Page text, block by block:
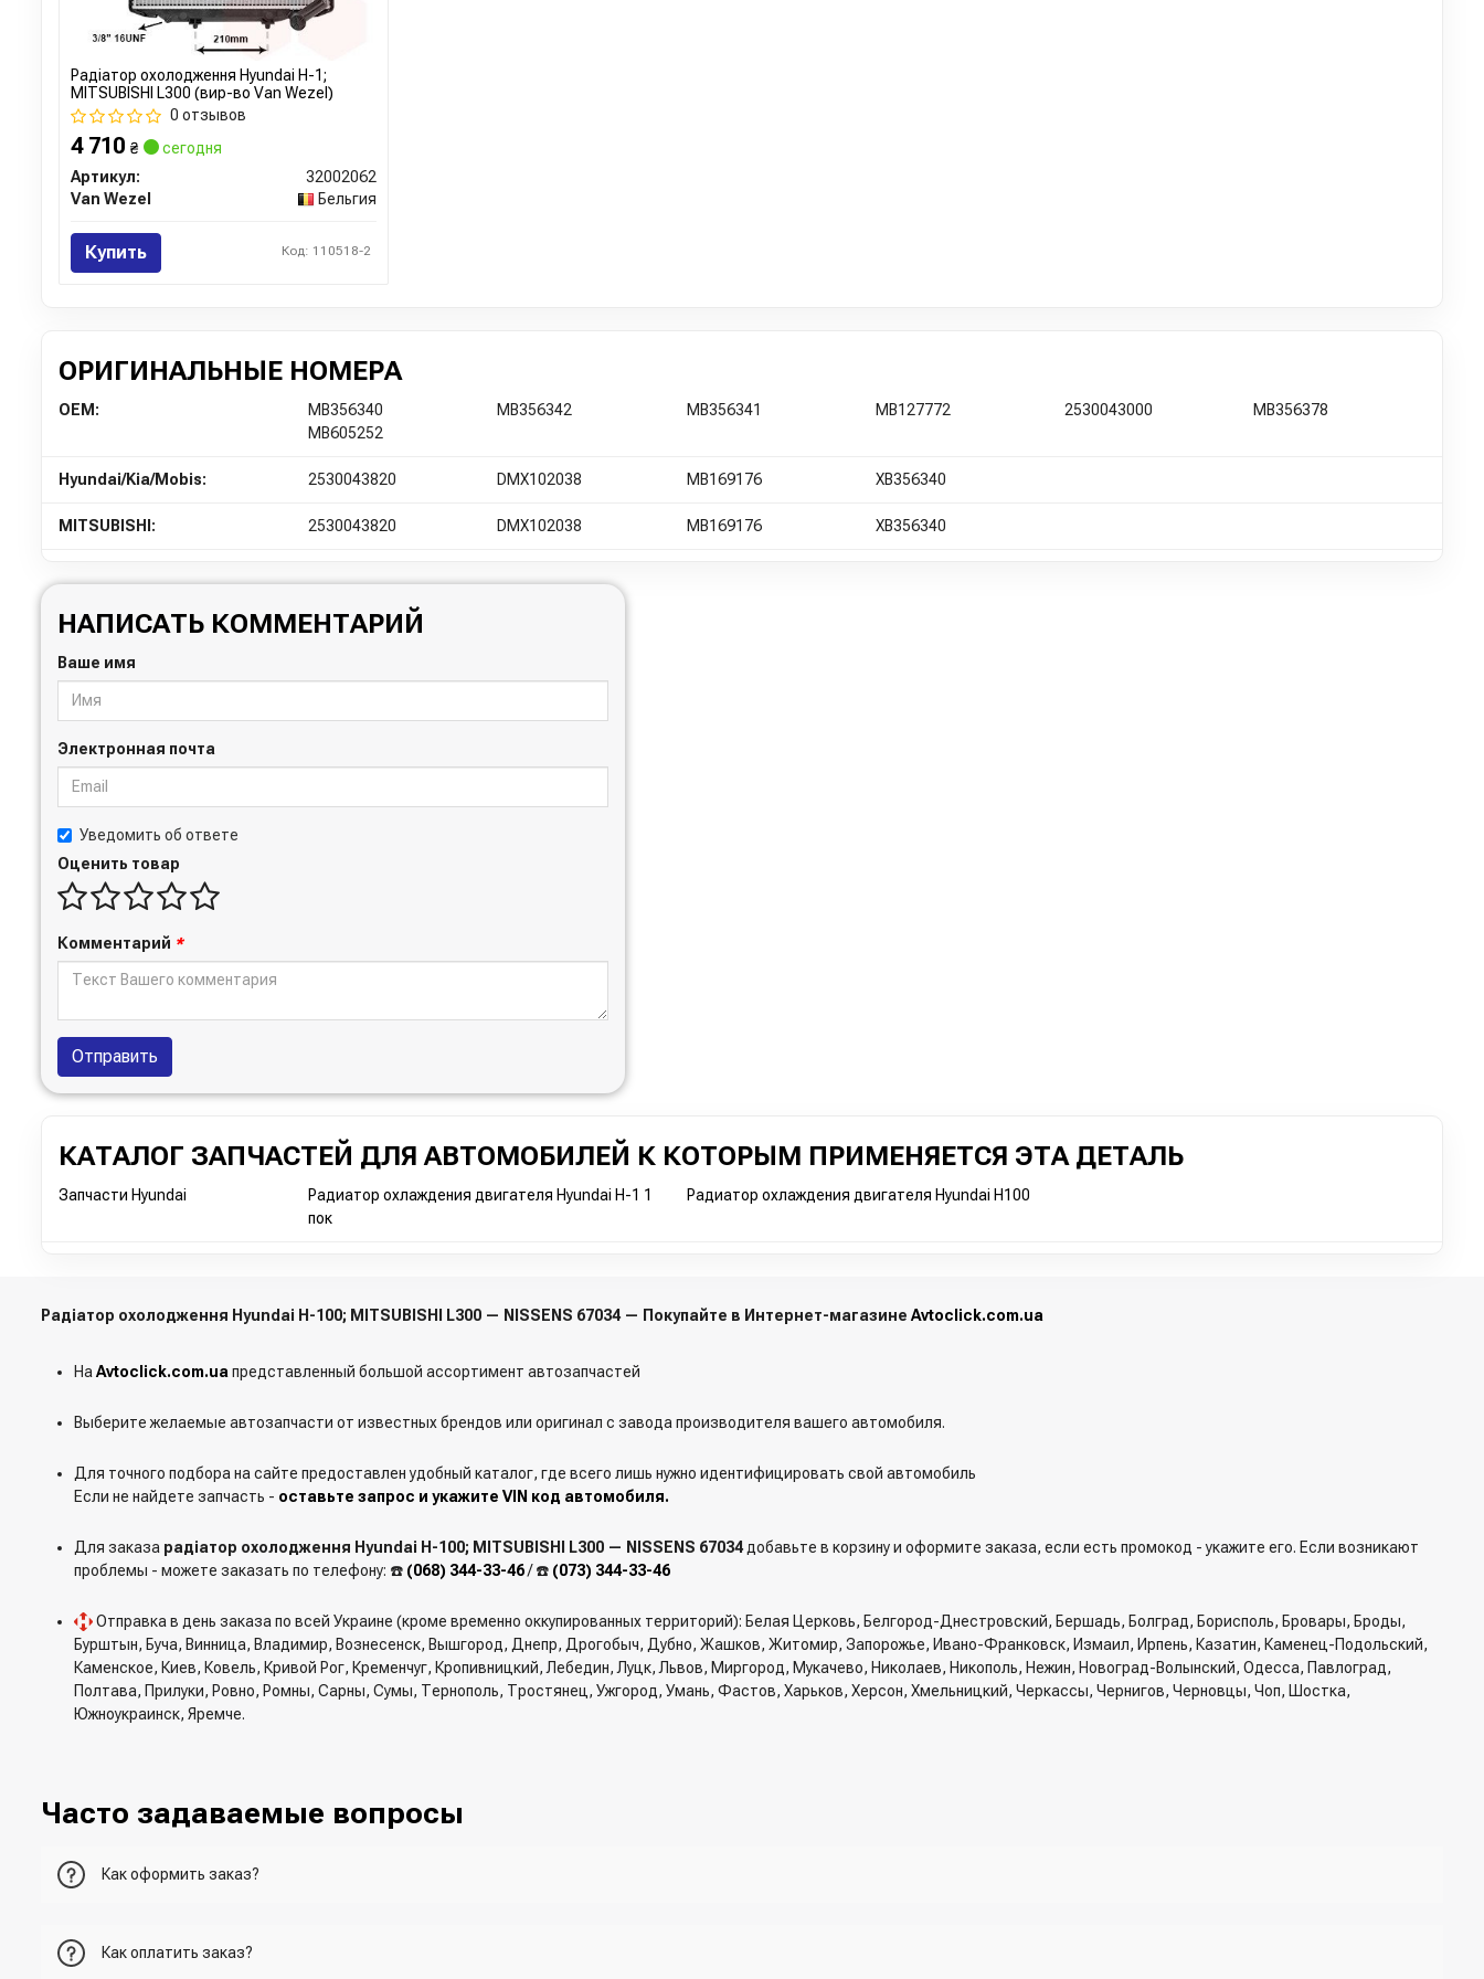
Радіатор охолодження Hyundai H-1;
MITSUBISHI L300 (вир-во Van Wezel)
0 отзывов
4 710 ₴
сегодня
Артикул:
32002062
Van Wezel
Бельгия
Купить Код: 110518-2
ОРИГИНАЛЬНЫЕ НОМЕРА
OEM: MB356340 MB356342 MB356341 MB127772 2530043000
MB356378
MB605252
Hyundai/Kia/Mobis: 2530043820 DMX102038 MB169176 XB356340
MITSUBISHI: 2530043820 DMX102038 MB169176 XB356340
НАПИСАТЬ КОММЕНТАРИЙ
Ваше имя
Электронная почта
Уведомить об ответе
Оценить товар
Комментарий *
Отправить
КАТАЛОГ ЗАПЧАСТЕЙ ДЛЯ АВТОМОБИЛЕЙ К КОТОРЫМ ПРИМЕНЯЕТСЯ ЭТА ДЕТАЛЬ
Запчасти Hyundai
Радиатор охлаждения двигателя Hyundai H-1 1
пок
Радиатор охлаждения двигателя Hyundai H100
Радіатор охолодження Hyundai H-100; MITSUBISHI L300 — NISSENS 67034 — Покупайте в Интернет-магазине Avtoclick.com.ua
На Avtoclick.com.ua представленный большой ассортимент автозапчастей
Выберите желаемые автозапчасти от известных брендов или оригинал с завода производителя вашего автомобиля.
Для точного подбора на сайте предоставлен удобный каталог, где всего лишь нужно идентифицировать свой автомобиль
Если не найдете запчасть - оставьте запрос и укажите VIN код автомобиля.
Для заказа радіатор охолодження Hyundai H-100; MITSUBISHI L300 — NISSENS 67034добавьте в корзину и оформите заказа, если есть промокод - укажите его. Если возникают
проблемы - можете заказать по телефону: ☎️ (068) 344-33-46/ ☎️ (073) 344-33-46
Отправка в день заказа по всей Украине (кроме временно оккупированных территорий): Белая Церковь, Белгород-Днестровский, Бершадь, Болград, Борисполь, Бровары, Броды,
Бурштын, Буча, Винница, Владимир, Вознесенск, Вышгород, Днепр, Дрогобыч, Дубно, Жашков, Житомир, Запорожье, Ивано-Франковск, Измаил, Ирпень, Казатин, Каменец-Подольский,
Каменское, Киев, Ковель, Кривой Рог, Кременчуг, Кропивницкий, Лебедин, Луцк, Львов, Миргород, Мукачево, Николаев, Никополь, Нежин, Новоград-Волынский, Одесса, Павлоград,
Полтава, Прилуки, Ровно, Ромны, Сарны, Сумы, Тернополь, Тростянец, Ужгород, Умань, Фастов, Харьков, Херсон, Хмельницкий, Черкассы, Чернигов, Черновцы, Чоп, Шостка,
Южноукраинск, Яремче.
Часто задаваемые вопросы
Как оформить заказ?
Как оплатить заказ?